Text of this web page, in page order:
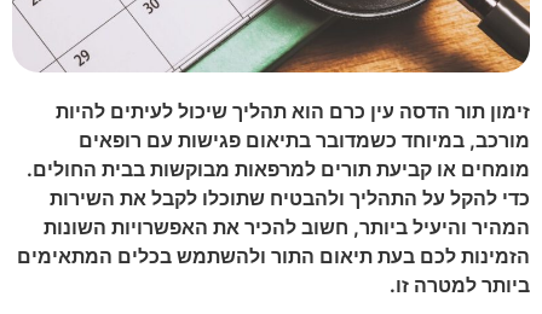
זימון תור הדסה עין כרם הוא תהליך שיכול לעיתים להיות
מורכב, במיוחד כשמדובר בתיאום פגישות עם רופאים
מומחים או קביעת תורים למרפאות מבוקשות בבית החולים.
כדי להקל על התהליך ולהבטיח שתוכלו לקבל את השירות
המהיר והיעיל ביותר, חשוב להכיר את האפשרויות השונות
הזמינות לכם בעת תיאום התור ולהשתמש בכלים המתאימים
ביותר למטרה זו.